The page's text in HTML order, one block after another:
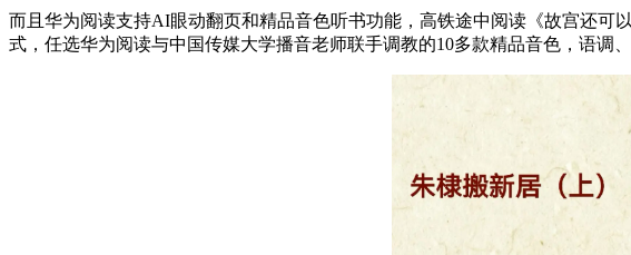
而且华为阅读支持AI眼动翻页和精品音色听书功能，高铁途中阅读《故宫还可
式，任选华为阅读与中国传媒大学播音老师联手调教的10多款精品音色，语调